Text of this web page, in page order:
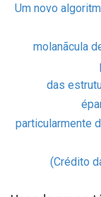
Um novo
molanãcula
das
particularmente
(Crédito